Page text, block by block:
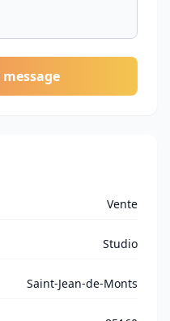
Vente
Studio
Saint-Jean-de-Monts